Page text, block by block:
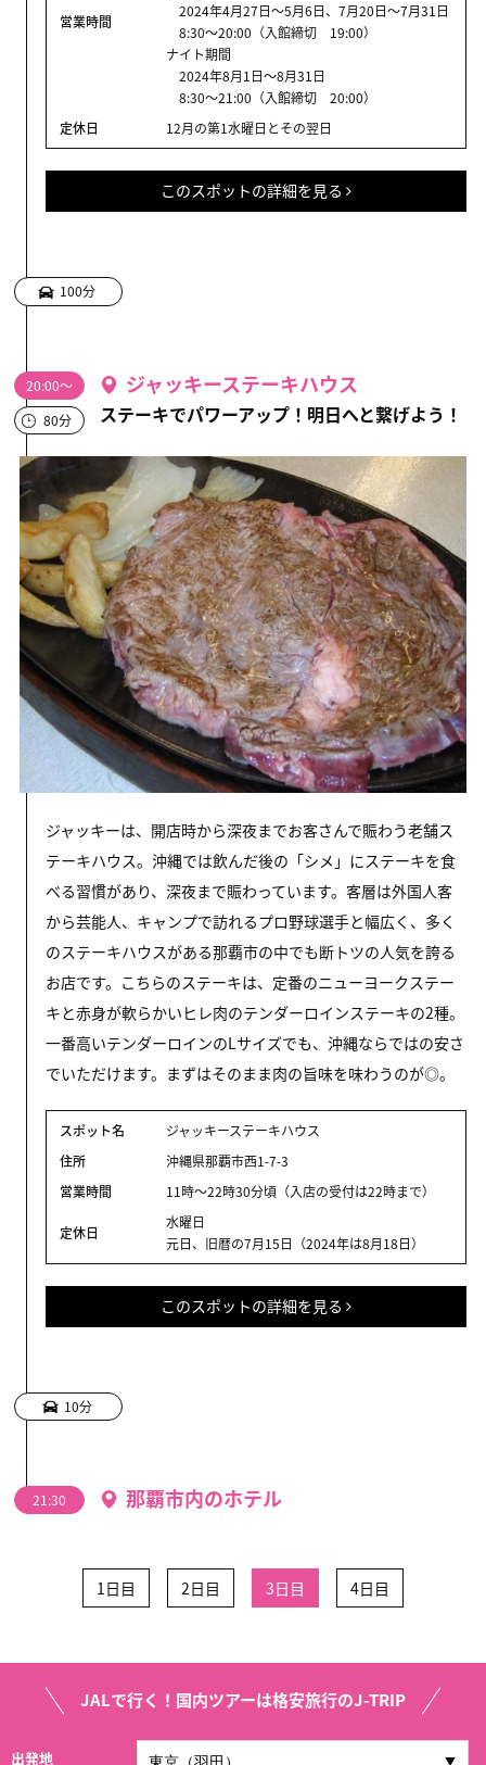
営業時間
2024年4月27日～5月6日、7月20日～7月31日
8:30～20:00（入館締切 19:00）
ナイト期間
2024年8月1日～8月31日
8:30～21:00（入館締切 20:00）
定休日
12月の第1水曜日とその翌日
このスポットの詳細を見る
100分
20:00～
80分
ジャッキーステーキハウス
ステーキでパワーアップ！明日へと繋げよう！
ジャッキーは、開店時から深夜までお客さんで賑わう老舗ス
テーキハウス。沖縄では飲んだ後の「シメ」にステーキを食
べる習慣があり、深夜まで賑わっています。客層は外国人客
から芸能人、キャンプで訪れるプロ野球選手と幅広く、多く
のステーキハウスがある那覇市の中でも断トツの人気を誇る
お店です。こちらのステーキは、定番のニューヨークステー
キと赤身が軟らかいヒレ肉のテンダーロインステーキの2種。
一番高いテンダーロインのLサイズでも、沖縄ならではの安さ
でいただけます。まずはそのまま肉の旨味を味わうのが◎。
スポット名
ジャッキーステーキハウス
住所
沖縄県那覇市西1-7-3
営業時間
11時～22時30分頃（入店の受付は22時まで）
定休日
水曜日
元日、旧暦の7月15日（2024年は8月18日）
このスポットの詳細を見る
10分
21:30 那覇市内のホテル
1日目 2日目 3日目 4日目
JALで行く！国内ツアーは格安旅行のJ-TRIP
出発地